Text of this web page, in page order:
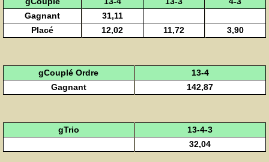
Gagnant
31,11
Placé
12,02 11,72 3,90
gCouplé Ordre
13-4
Gagnant
142,87
gTrio
13-4-3
32,04